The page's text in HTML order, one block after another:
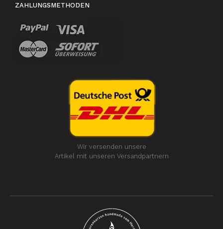
ZAHLUNGSMETHODEN
Wir versenden unsere
Artikel mit unseren Versandpartnern